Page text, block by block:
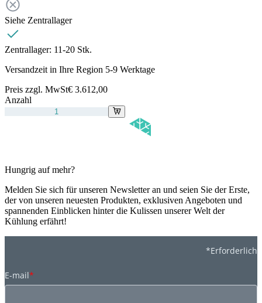
Siehe Zentrallager
Zentrallager: 11-20 Stk.
Versandzeit in Ihre Region 5-9 Werktage
Preis zzgl. MwSt€ 3.612,00
Anzahl
Hungrig auf mehr?
Melden Sie sich für unseren Newsletter an und seien Sie der Erste,
der von unseren neuesten Produkten, exklusiven Angeboten und
spannenden Einblicken hinter die Kulissen unserer Welt der
Kühlung erfährt!
*Erforderlich
E-mail*